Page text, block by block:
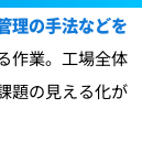
理の手法などを
作業。工場全体
題の見える化が